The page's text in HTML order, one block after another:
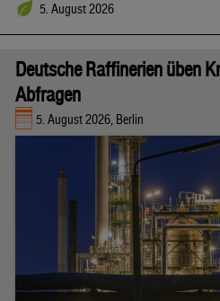
5. August 2026
Deutsche Raffinerien üben
Abfragen
5. August 2026, Berlin